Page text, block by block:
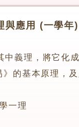
與應用 (一學年)
中義理，將它化
的基本原理，
一理